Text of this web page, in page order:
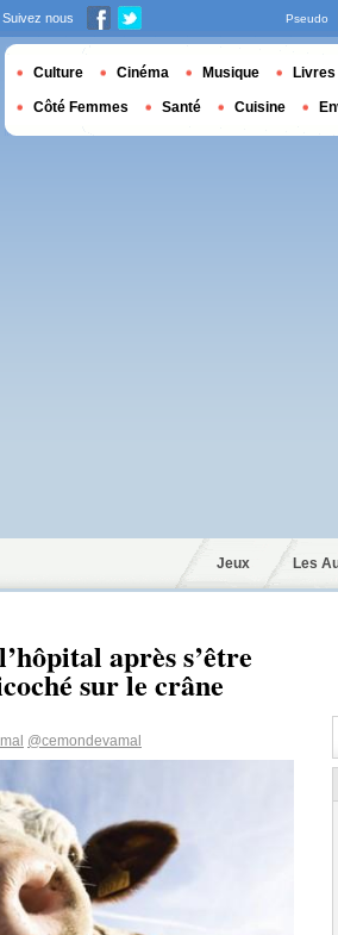
Jeux Les
après s’être
sur le crâne
@cemondevamal
Suivez nous Pseudo
Culture Cinéma Musique Livres
Côté Femmes Santé Cuisine